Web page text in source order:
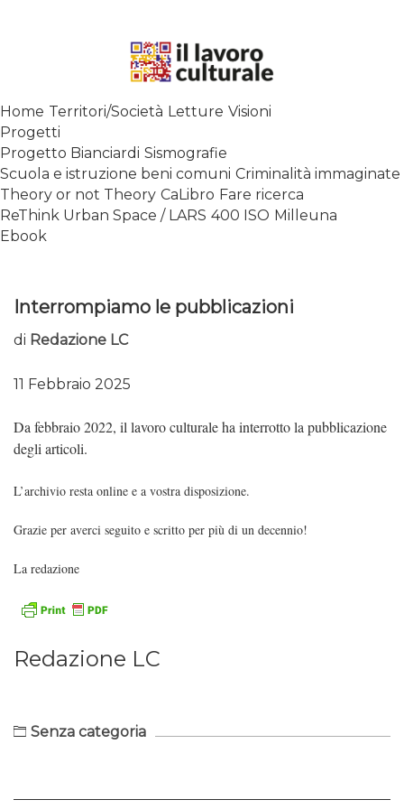
SPALANCARE LE FINESTRE DEI
CONTEMPORANEO
Home Territori/Società Letture Visioni
Progetti
Progetto Bianciardi Sismografie
Scuola e istruzione beni comuni Criminalità immaginate
Theory or not Theory CaLibro Fare ricerca
ReThink Urban Space / LARS 400 ISO Milleuna
Ebook
Interrompiamo le pubblicazioni
di Redazione LC
11 Febbraio 2025
Da febbraio 2022, il lavoro culturale ha interrotto la pubblicazione
degli articoli.
L’archivio resta online e a vostra disposizione.
Grazie per averci seguito e scritto per più di un decennio!
La redazione
Redazione LC
Senza categoria